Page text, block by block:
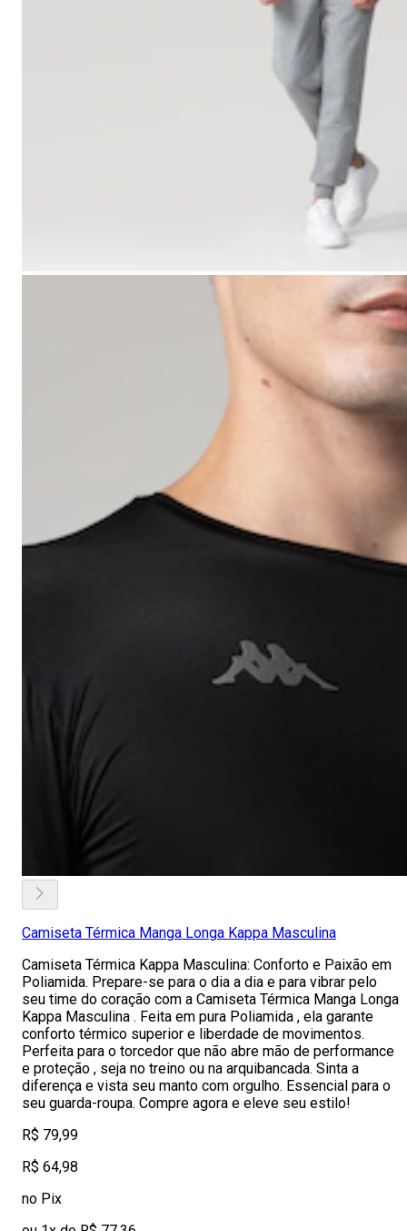
Camiseta Térmica Manga Longa Kappa Masculina
Camiseta Térmica Kappa Masculina: Conforto e Paixão em
Poliamida. Prepare-se para o dia a dia e para vibrar pelo
seu time do coração com a Camiseta Térmica Manga Longa
Kappa Masculina . Feita em pura Poliamida , ela garante
conforto térmico superior e liberdade de movimentos.
Perfeita para o torcedor que não abre mão de performance
e proteção , seja no treino ou na arquibancada. Sinta a
diferença e vista seu manto com orgulho. Essencial para o
seu guarda-roupa. Compre agora e eleve seu estilo!
R$ 79,99
R$ 64,98
no Pix